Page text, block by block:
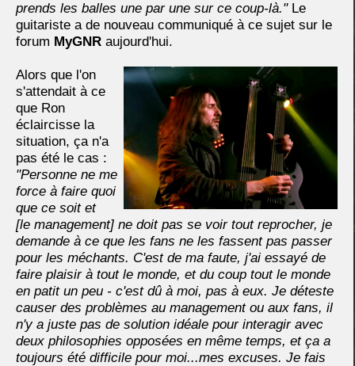
prends les balles une par une sur ce coup-là."Le
guitariste a de nouveau communiqué à ce sujet sur le
forum MyGNR aujourd'hui.
Alors que l'on
s'attendait à ce
que Ron
éclaircisse la
situation, ça n'a
pas été le cas :
"Personne ne me
force à faire quoi
que ce soit et
[le management] ne doit pas se voir tout reprocher, je
demande à ce que les fans ne les fassent pas passer
pour les méchants. C'est de ma faute, j'ai essayé de
faire plaisir à tout le monde, et du coup tout le monde
en patit un peu - c'est dû à moi, pas à eux. Je déteste
causer des problèmes au management ou aux fans, il
n'y a juste pas de solution idéale pour interagir avec
deux philosophies opposées en même temps, et ça a
toujours été difficile pour moi...mes excuses. Je fais